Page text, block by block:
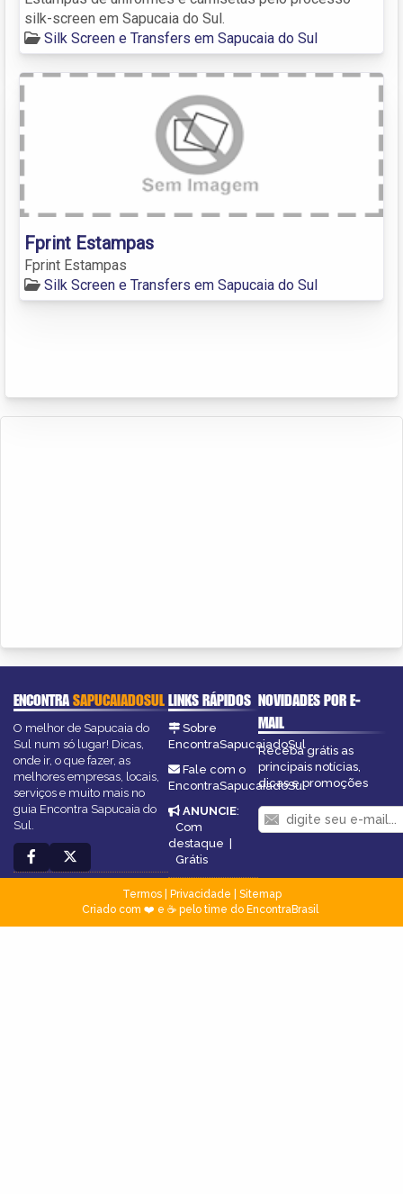
silk-screen em Sapucaia do Sul.
Silk Screen e Transfers em Sapucaia do Sul
Fprint Estampas
Fprint Estampas
Silk Screen e Transfers em Sapucaia do Sul
ENCONTRASAPUCAIADOSUL
O melhor de Sapucaia do
Sul num só lugar! Dicas,
onde ir, o que fazer, as
melhores empresas, locais,
serviços e muito mais no
guia Encontra Sapucaia do
Sul.
LINKS RÁPIDOS
Sobre
EncontraSapucaiadoSul
Fale com o
EncontraSapucaiadoSul
ANUNCIE:
Com
destaque |
Grátis
NOVIDADES POR E-
MAIL
Receba grátis as
principais notícias,
dicas e promoções
Termos| Privacidade
Sitemap
Criado com ❤️ e ☕ pelo time do EncontraBrasil